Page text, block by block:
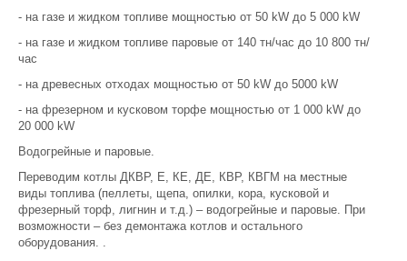
- на газе и жидком топливе мощностью от 50 kW до 5 000 kW
- на газе и жидком топливе паровые от 140 тн/час до 10 800 тн/
час
- на древесных отходах мощностью от 50 kW до 5000 kW
- на фрезерном и кусковом торфе мощностью от 1 000 kW до
20 000 kW
Водогрейные и паровые.
Переводим котлы ДКВР, Е, КЕ, ДЕ, КВР, КВГМ на местные
виды топлива (пеллеты, щепа, опилки, кора, кусковой и
фрезерный торф, лигнин и т.д.) – водогрейные и паровые. При
возможности – без демонтажа котлов и остального
оборудования. .